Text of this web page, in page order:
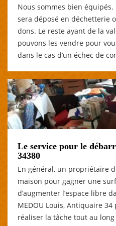
Nous sommes bien
sera déposé en déchetterie
dons. Le reste ayant de la
pouvons les vendre pour
dans le cas d’un échec de
Le service pour le
34380
En général, un propriétaire
maison pour gagner une
d’augmenter l’espace libre
MEDOU Louis, Antiquaire
réaliser la tâche tout au